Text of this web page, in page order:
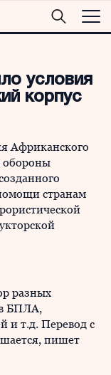
условия
корпус
Африканского
обороны
странам
разных
БПЛА,
и т.д. Перевод с
пишет